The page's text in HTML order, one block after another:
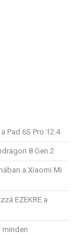
Pad 6S Pro 12.4
8 Gen 2
a Xiaomi Mi
EZEKRE a
minden